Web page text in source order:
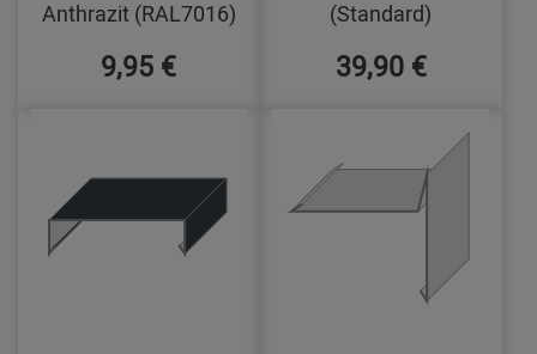
Anthrazit (RAL7016)
9,95 €
(Standard)
39,90 €